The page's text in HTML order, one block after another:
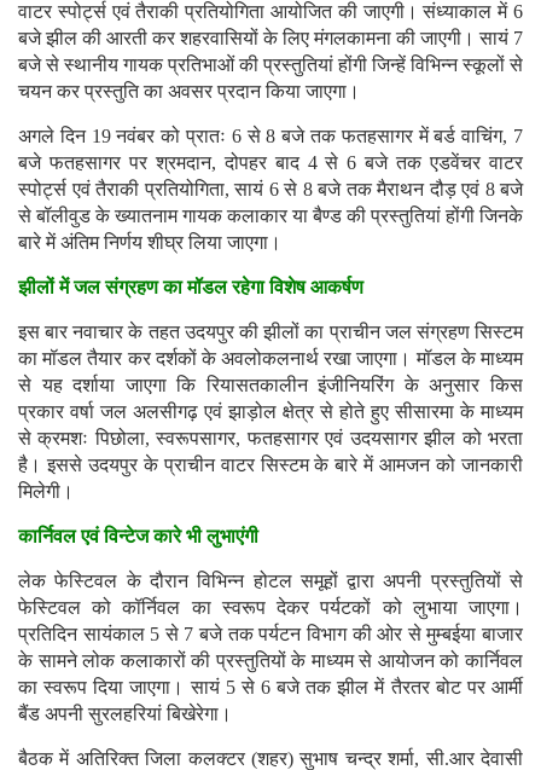
वाटर स्पोर्ट्स एवं तैराकी प्रतियोगिता आयोजित की जाएगी। संध्याकाल में 6
बजे झील की आरती कर शहरवासियों के लिए मंगलकामना की जाएगी। सायं 7
बजे से स्थानीय गायक प्रतिभाओं की प्रस्तुतियां होंगी जिन्हें विभिन्न स्कूलों से
चयन कर प्रस्तुति का अवसर प्रदान किया जाएगा।
अगले दिन 19 नवंबर को प्रातः 6 से 8 बजे तक फतहसागर में बर्ड वाचिंग, 7
बजे फतहसागर पर श्रमदान, दोपहर बाद 4 से 6 बजे तक एडवेंचर वाटर
स्पोर्ट्स एवं तैराकी प्रतियोगिता, सायं 6 से 8 बजे तक मैराथन दौड़ एवं 8 बजे
से बॉलीवुड के ख्यातनाम गायक कलाकार या बैण्ड की प्रस्तुतियां होंगी जिनके
बारे में अंतिम निर्णय शीघ्र लिया जाएगा।
झीलों में जल संग्रहण का मॉडल रहेगा विशेष आकर्षण
इस बार नवाचार के तहत उदयपुर की झीलों का प्राचीन जल संग्रहण सिस्टम
का मॉडल तैयार कर दर्शकों के अवलोकलनार्थ रखा जाएगा। मॉडल के माध्यम
से यह दर्शाया जाएगा कि रियासतकालीन इंजीनियरिंग के अनुसार किस
प्रकार वर्षा जल अलसीगढ़ एवं झाड़ोल क्षेत्र से होते हुए सीसारमा के माध्यम
से क्रमशः पिछोला, स्वरूपसागर, फतहसागर एवं उदयसागर झील को भरता
है। इससे उदयपुर के प्राचीन वाटर सिस्टम के बारे में आमजन को जानकारी
मिलेगी।
कार्निवल एवं विन्टेज कारे भी लुभाएंगी
लेक फेस्टिवल के दौरान विभिन्न होटल समूहों द्वारा अपनी प्रस्तुतियों से
फेस्टिवल को कॉर्निवल का स्वरूप देकर पर्यटकों को लुभाया जाएगा।
प्रतिदिन सायंकाल 5 से 7 बजे तक पर्यटन विभाग की ओर से मुम्बईया बाजार
के सामने लोक कलाकारों की प्रस्तुतियों के माध्यम से आयोजन को कार्निवल
का स्वरूप दिया जाएगा। सायं 5 से 6 बजे तक झील में तैरतर बोट पर आर्मी
बैंड अपनी सुरलहरियां बिखेरेगा।
बैठक में अतिरिक्त जिला कलक्टर (शहर) सुभाष चन्द्र शर्मा, सी.आर देवासी